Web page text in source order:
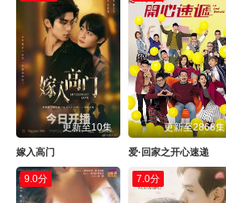
更新至10集
嫁入高门
更新至2868集
爱·回家之开心速递
9.0分 7.0分